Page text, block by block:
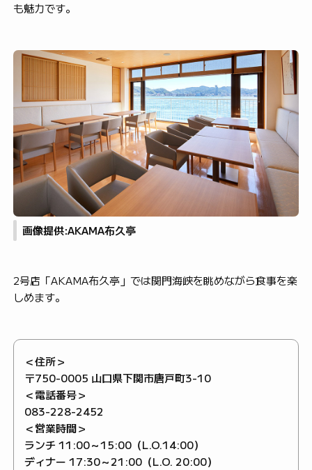
も魅力です。
画像提供:AKAMA布久亭
2号店「AKAMA布久亭」では関門海峡を眺めながら食事を楽
しめます。
＜住所＞
〒750-0005 山口県下関市唐戸町3-10
＜電話番号＞
083-228-2452
＜営業時間＞
ランチ 11:00～15:00（L.O.14:00）
ディナー 17:30～21:00（L.O. 20:00）